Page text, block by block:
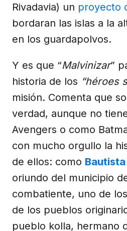
Rivadavia) un proyecto
bordaran las islas a la
en los guardapolvos.
Y es que “Malvinizar”
historia de los “héroes
misión. Comenta que
verdad, aunque no
Avengers o como
con mucho orgullo la
de ellos: como
oriundo del municipio
combatiente, uno de
de los pueblos
pueblo kolla, hermano